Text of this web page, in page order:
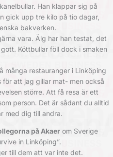
Han klappar sig på
gick upp tre kilo på tio dagar,
bakverken.
vara. Älg har han testat, det
Köttbullar föll dock i smaken
många restauranger i Linköping
för att jag gillar mat- men också
större. Att få resa är ett
person. Det är sådant du alltid
med dig till andra.
på Akaerom Sverige
in Linköping”.
till dem att var inte det.